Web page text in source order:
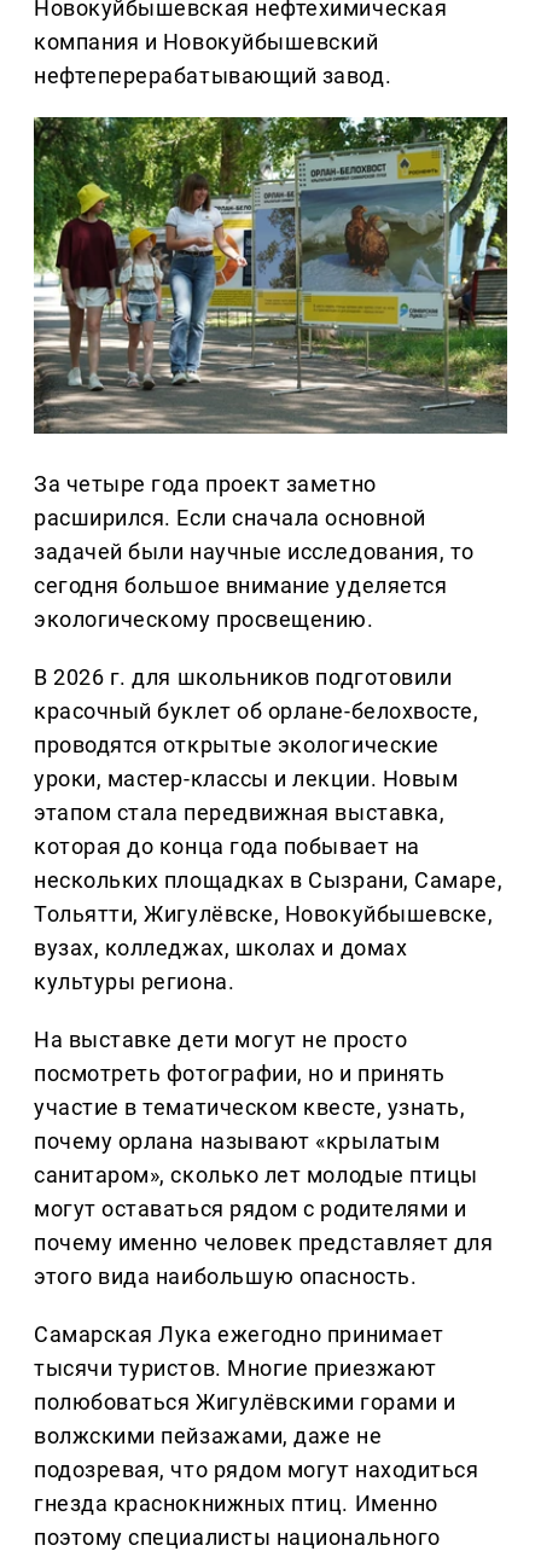
Новокуйбышевская нефтехимическая
компания и Новокуйбышевский
нефтеперерабатывающий завод.
За четыре года проект заметно
расширился. Если сначала основной
задачей были научные исследования, то
сегодня большое внимание уделяется
экологическому просвещению.
В 2026 г. для школьников подготовили
красочный буклет об орлане-белохвосте,
проводятся открытые экологические
уроки, мастер-классы и лекции. Новым
этапом стала передвижная выставка,
которая до конца года побывает на
нескольких площадках в Сызрани, Самаре,
Тольятти, Жигулёвске, Новокуйбышевске,
вузах, колледжах, школах и домах
культуры региона.
На выставке дети могут не просто
посмотреть фотографии, но и принять
участие в тематическом квесте, узнать,
почему орлана называют «крылатым
санитаром», сколько лет молодые птицы
могут оставаться рядом с родителями и
почему именно человек представляет для
этого вида наибольшую опасность.
Самарская Лука ежегодно принимает
тысячи туристов. Многие приезжают
полюбоваться Жигулёвскими горами и
волжскими пейзажами, даже не
подозревая, что рядом могут находиться
гнезда краснокнижных птиц. Именно
поэтому специалисты национального